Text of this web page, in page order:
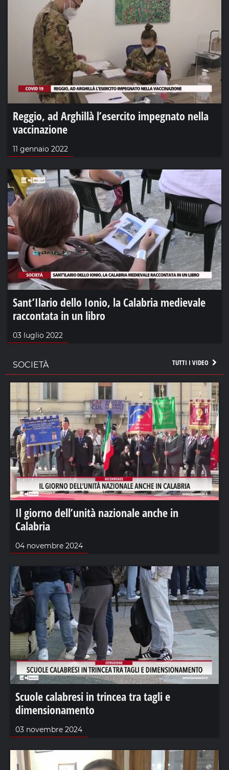
Reggio, ad Arghillà l’esercito impegnato nella
vaccinazione
11 gennaio 2022
Sant’Ilario dello Ionio, la Calabria medievale
raccontata in un libro
03 luglio 2022
TUTTI I VIDEO
SOCIETÀ
Il giorno dell’unità nazionale anche in
Calabria
04 novembre 2024
Scuole calabresi in trincea tra tagli e
dimensionamento
03 novembre 2024